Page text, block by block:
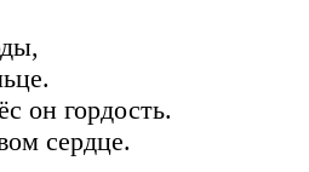
он гордость.
сердце.